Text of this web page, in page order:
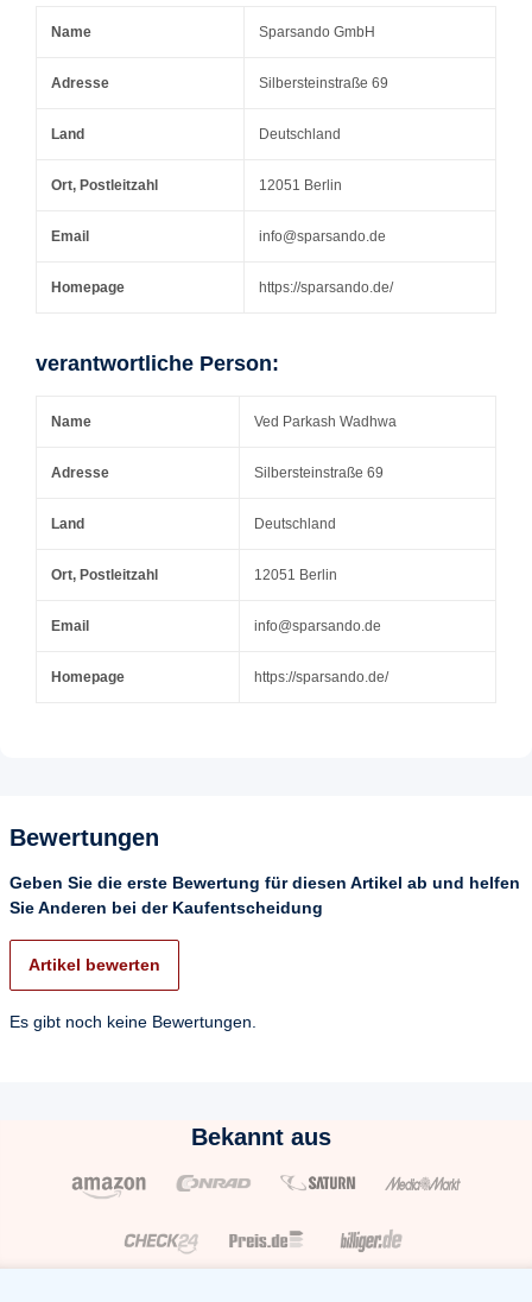
Name Sparsando GmbH
Adresse Silbersteinstraße 69
Land Deutschland
Ort, Postleitzahl 12051 Berlin
Email info@sparsando.de
Homepage https://sparsando.de/
verantwortliche Person:
Name Ved Parkash Wadhwa
Adresse Silbersteinstraße 69
Land Deutschland
Ort, Postleitzahl 12051 Berlin
Email info@sparsando.de
Homepage https://sparsando.de/
Bewertungen
Geben Sie die erste Bewertung für diesen Artikel ab und helfen
Sie Anderen bei der Kaufentscheidung
Artikel bewerten
Es gibt noch keine Bewertungen.
Bekannt aus